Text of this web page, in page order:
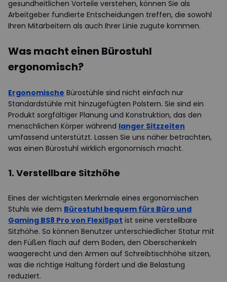
gesundheitlichen Vorteile verstehen, können Sie als
Arbeitgeber fundierte Entscheidungen treffen, die sowohl
Ihren Mitarbeitern als auch Ihrer Linie zugute kommen.
Was macht einen Bürostuhl
ergonomisch?
Ergonomische Bürostühle sind nicht einfach nur
Standardstühle mit hinzugefügten Polstern. Sie sind ein
Produkt sorgfältiger Planung und Konstruktion, das den
menschlichen Körper während langer Sitzzeiten
umfassend unterstützt. Lassen Sie uns näher betrachten,
was einen Bürostuhl wirklich ergonomisch macht.
1. Verstellbare Sitzhöhe
Eines der wichtigsten Merkmale eines ergonomischen
Stuhls wie dem Bürostuhl bequem fürs Büro und
Gaming BS8 Pro von FlexiSpot ist seine verstellbare
Sitzhöhe. So können Benutzer unterschiedlicher Statur mit
den Füßen flach auf dem Boden, den Oberschenkeln
waagerecht und den Armen auf Schreibtischhöhe sitzen,
was die richtige Haltung fördert und die Belastung
reduziert.